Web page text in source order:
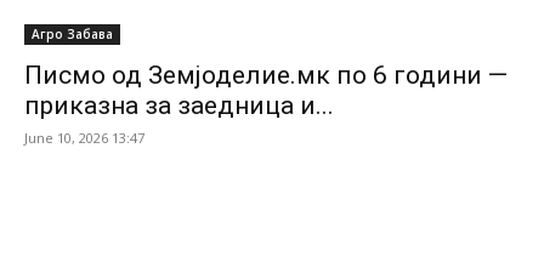
Агро Забава
Писмо од Земјоделие.мк по 6 години —
приказна за заедница и...
June 10, 2026 13:47